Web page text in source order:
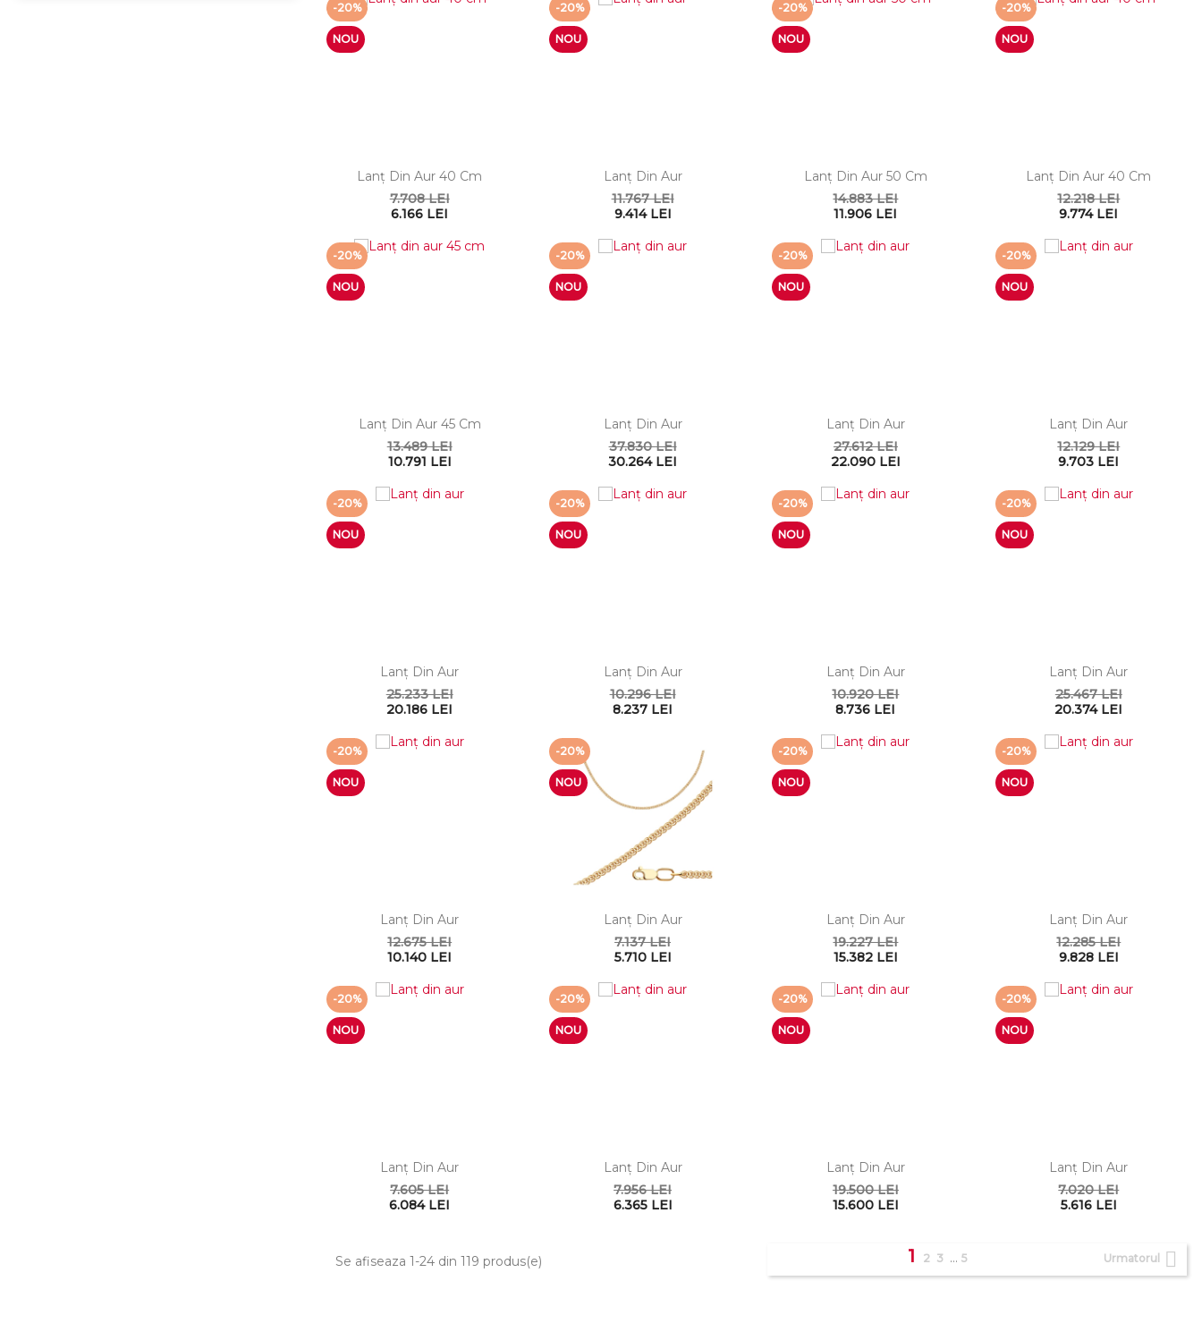
Lanţ Din Aur 40 Cm
7.708 LEI
6.166 LEI
-20%
NOU
Lanţ Din Aur
11.767 LEI
9.414 LEI
-20%
NOU
Lanţ Din Aur 50 Cm
14.883 LEI
11.906 LEI
-20%
NOU
Lanţ Din Aur 40 Cm
12.218 LEI
9.774 LEI
-20%
NOU
Lanţ Din Aur 45 Cm
13.489 LEI
10.791 LEI
-20%
NOU
Lanţ Din Aur
37.830 LEI
30.264 LEI
-20%
NOU
Lanţ Din Aur
27.612 LEI
22.090 LEI
-20%
NOU
Lanţ Din Aur
12.129 LEI
9.703 LEI
-20%
NOU
Lanţ Din Aur
25.233 LEI
20.186 LEI
-20%
NOU
Lanţ Din Aur
10.296 LEI
8.237 LEI
-20%
NOU
Lanţ Din Aur
10.920 LEI
8.736 LEI
-20%
NOU
Lanţ Din Aur
25.467 LEI
20.374 LEI
-20%
NOU
Lanţ Din Aur
12.675 LEI
10.140 LEI
-20%
NOU
Lanţ Din Aur
7.137 LEI
5.710 LEI
-20%
NOU
Lanţ Din Aur
19.227 LEI
15.382 LEI
-20%
NOU
Lanţ Din Aur
12.285 LEI
9.828 LEI
-20%
NOU
Lanţ Din Aur
7.605 LEI
6.084 LEI
-20%
NOU
Lanţ Din Aur
7.956 LEI
6.365 LEI
-20%
NOU
Lanţ Din Aur
19.500 LEI
15.600 LEI
-20%
NOU
Lanţ Din Aur
7.020 LEI
5.616 LEI
-20%
NOU
Se afiseaza 1-24 din 119 produs(e) 1 2 3 … 5 Urmatorul 